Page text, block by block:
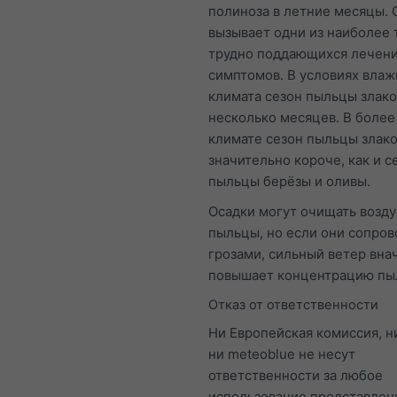
полиноза в летние месяцы.
вызывает одни из наиболее
трудно поддающихся
симптомов. В условиях
климата сезон пыльцы
несколько месяцев. В
климате сезон пыльцы
значительно короче, как и
пыльцы берёзы и оливы.
Осадки могут очищать
пыльцы, но если они
грозами, сильный ветер
повышает концентрацию
Отказ от ответственности
Ни Европейская комиссия,
ни meteoblue не несут
ответственности за любое